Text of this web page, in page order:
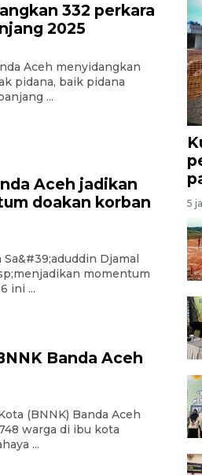
332 perkara
2025
Aceh menyidangkan
pidana, baik pidana
...
Aceh jadikan
doakan korban
Djamal
momentum
ini ...
Banda Aceh
(BNNK) Banda Aceh
warga di ibu kota
...
5